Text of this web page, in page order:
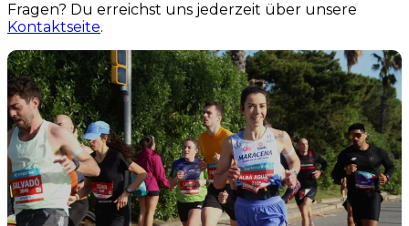
Fragen? Du erreichst uns jederzeit über unsere
Kontaktseite.